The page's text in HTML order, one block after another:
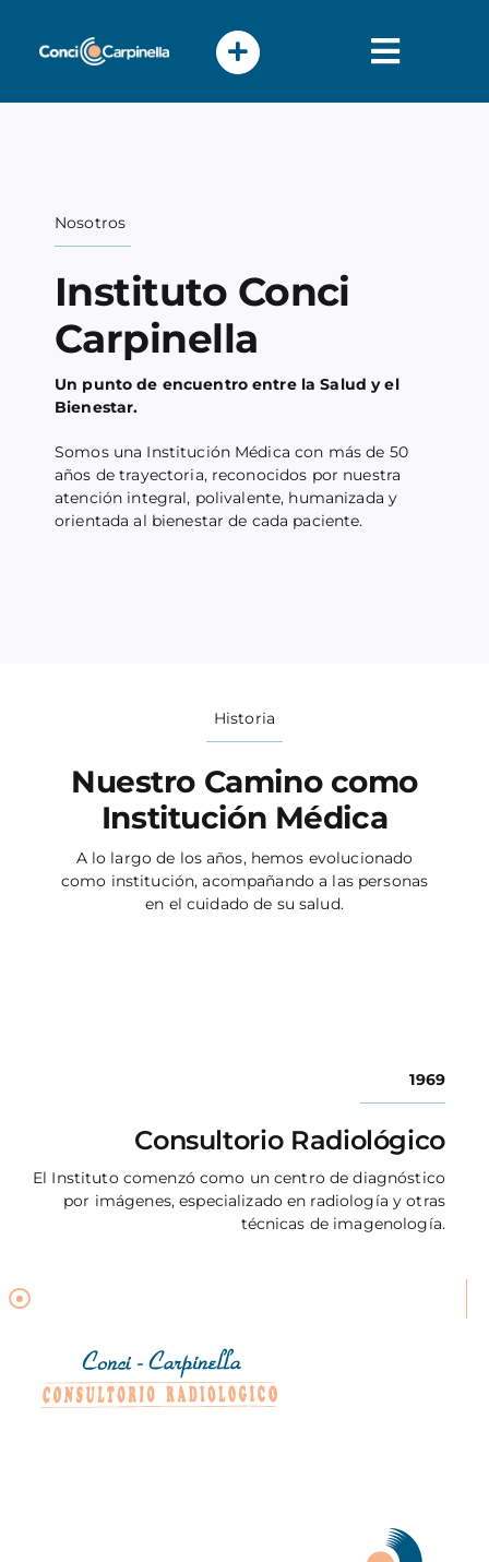
content
Toggle
Nosotros
Profesionales
Nosotros
Instituto Conci
Carpinella
Un punto de encuentro entre la Salud y el
Bienestar.
Somos una Institución Médica con más de 50
años de trayectoria, reconocidos por nuestra
atención integral, polivalente, humanizada y
orientada al bienestar de cada paciente.
Historia
Nuestro Camino como
Institución Médica
A lo largo de los años, hemos evolucionado
como institución, acompañando a las personas
en el cuidado de su salud.
1969
Consultorio Radiológico
El Instituto comenzó como un centro de diagnóstico
por imágenes, especializado en radiología y otras
técnicas de imagenología.